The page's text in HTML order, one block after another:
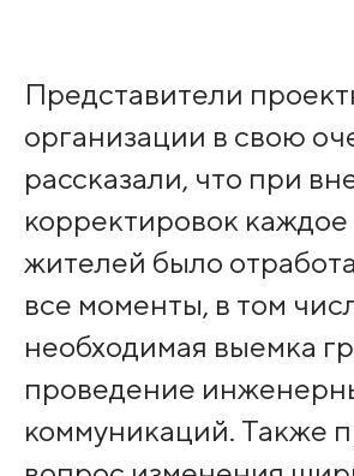
Представители
организации в свою
рассказали, что при
корректировок
жителей было
все моменты, в том
необходимая выемка
проведение
коммуникаций. Также